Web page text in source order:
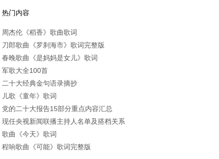
热门内容
周杰伦《稻香》歌曲歌词
刀郎歌曲《罗刹海市》歌词完整版
春晚歌曲《是妈妈是女儿》歌词
军歌大全100首
二十大经典金句语录摘抄
儿歌《童年》歌词
党的二十大报告15部分重点内容汇总
现任央视新闻联播主持人名单及搭档关系
歌曲《今天》歌词
程响歌曲《可能》歌词完整版